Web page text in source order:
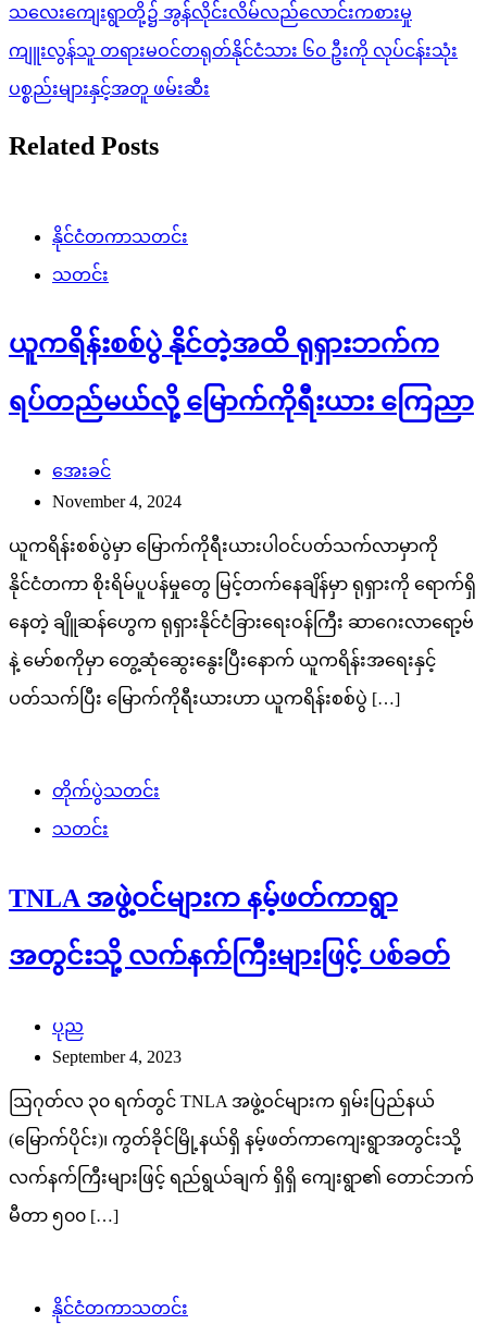
သလေးကျေးရွာတို့၌ အွန်လိုင်းလိမ်လည်လောင်းကစားမှု
ကျူးလွန်သူ တရားမဝင်တရုတ်နိုင်ငံသား ၆၀ ဦးကို လုပ်ငန်းသုံး
ပစ္စည်းများနှင့်အတူ ဖမ်းဆီး
Related Posts
နိုင်ငံတကာသတင်း
သတင်း
ယူကရိန်းစစ်ပွဲ နိုင်တဲ့အထိ ရုရှားဘက်က
ရပ်တည်မယ်လို့ မြောက်ကိုရီးယား ကြေညာ
အေးခင်
November 4, 2024
ယူကရိန်းစစ်ပွဲမှာ မြောက်ကိုရီးယားပါဝင်ပတ်သက်လာမှာကို
နိုင်ငံတကာ စိုးရိမ်ပူပန်မှုတွေ မြင့်တက်နေချိန်မှာ ရုရှားကို ရောက်ရှိ
နေတဲ့ ချိူဆန်ဟွေက ရုရှားနိုင်ငံခြားရေးဝန်ကြီး ဆာဂေးလာရော့ဗ်
နဲ့ မော်စကိုမှာ တွေ့ဆုံဆွေးနွေးပြီးနောက် ယူကရိန်းအရေးနှင့်
ပတ်သက်ပြီး မြောက်ကိုရီးယားဟာ ယူကရိန်းစစ်ပွဲ […]
တိုက်ပွဲသတင်း
သတင်း
TNLA အဖွဲ့ဝင်များက နမ့်ဖတ်ကာရွာ
အတွင်းသို့ လက်နက်ကြီးများဖြင့် ပစ်ခတ်
ပုည
September 4, 2023
ဩဂုတ်လ ၃၀ ရက်တွင် TNLA အဖွဲ့ဝင်များက ရှမ်းပြည်နယ်
(မြောက်ပိုင်း)၊ ကွတ်ခိုင်မြို့နယ်ရှိ နမ့်ဖတ်ကာကျေးရွာအတွင်းသို့
လက်နက်ကြီးများဖြင့် ရည်ရွယ်ချက် ရှိရှိ ကျေးရွာ၏ တောင်ဘက်
မီတာ ၅၀၀ […]
နိုင်ငံတကာသတင်း